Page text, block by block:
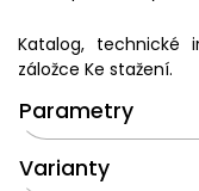
Katalog,
záložce Ke stažení.
Parametry
Varianty